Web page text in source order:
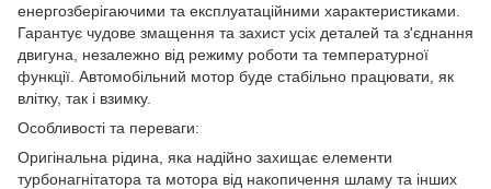
енергозберігаючими та експлуатаційними характеристиками.
Гарантує чудове змащення та захист усіх деталей та з'єднання
двигуна, незалежно від режиму роботи та температурної
функції. Автомобільний мотор буде стабільно працювати, як
влітку, так і взимку.
Особливості та переваги:
Оригінальна рідина, яка надійно захищає елементи
турбонагнітатора та мотора від накопичення шламу та інших